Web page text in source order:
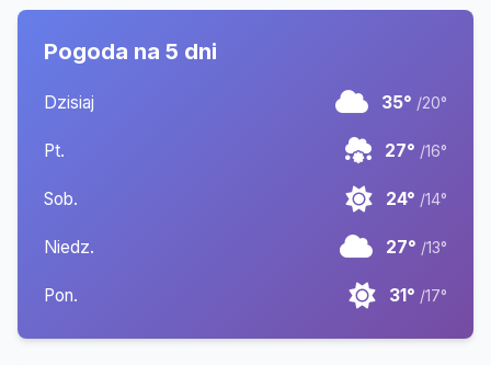
Pogoda na 5 dni
Dzisiaj 35° /20°
Pt. 27° /16°
Sob. 24° /14°
Niedz. 27° /13°
Pon. 31° /17°